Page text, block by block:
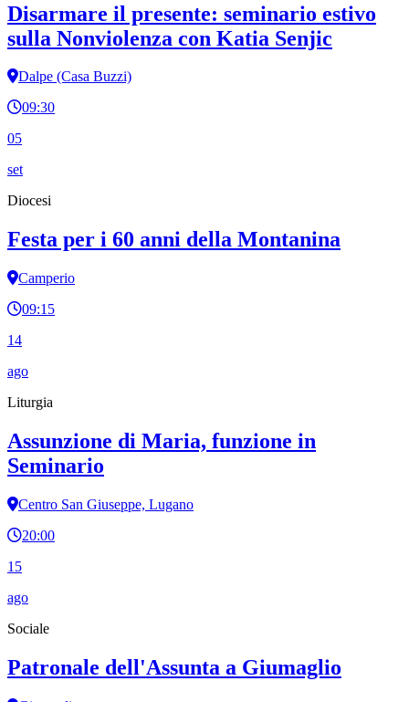
Disarmare il presente: seminario estivo
sulla Nonviolenza con Katia Senjic
Dalpe (Casa Buzzi)
09:30
05
set
Diocesi
Festa per i 60 anni della Montanina
Camperio
09:15
14
ago
Liturgia
Assunzione di Maria, funzione in
Seminario
Centro San Giuseppe, Lugano
20:00
15
ago
Sociale
Patronale dell'Assunta a Giumaglio